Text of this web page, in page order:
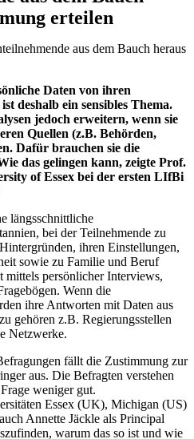
erteilen
Daten von ihren
deshalb ein sensibles Thema.
jedoch erweitern, wenn sie
Quellen (z.B. Behörden,
Dafür brauchen sie die
das gelingen kann, zeigte Prof.
of Essex bei der ersten LIfBi
längsschnittliche
bei der Teilnehmende zu
ihren Einstellungen,
sowie zu Familie und Beruf
mittels persönlicher Interviews,
Wenn die
ihre Antworten mit Daten aus
gehören z.B. Regierungsstellen
Netzwerke.
fällt die Zustimmung zur
aus. Die Befragten verstehen
weniger gut.
Essex (UK), Michigan (US)
Annette Jäckle als Principal
warum das so ist und wie